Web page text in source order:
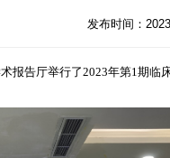
发布时间：
报告厅举行了2023年第1期临